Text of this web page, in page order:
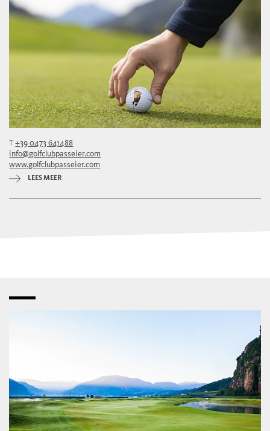
T+39 0473 641488
info@golfclubpasseier.com
www.golfclubpasseier.com
LEES MEER